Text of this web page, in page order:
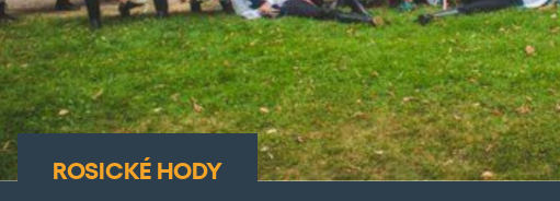
RUBIKOFEST